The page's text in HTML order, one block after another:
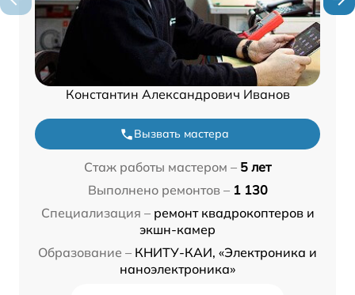
Константин Александрович Иванов
Вызвать мастера
Стаж работы мастером – 5 лет
Выполнено ремонтов – 1 130
Специализация – ремонт квадрокоптеров и
экшн-камер
Образование – КНИТУ-КАИ, «Электроника и
наноэлектроника»